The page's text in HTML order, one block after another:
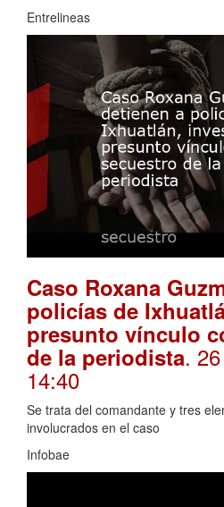
Entrelineas
Caso Roxana
policías de
presunto vínculo
de la periodista.
14:40
Se trata del comandante y tres
involucrados en el caso
Infobae